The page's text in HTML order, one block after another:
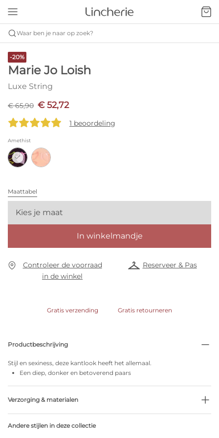
Waar ben je naar op zoek?
-20%
Marie Jo Loish
Luxe String
€ 65,90 € 52,72
1 beoordeling
Amethist
Maattabel
Kies je maat
In winkelmandje
Controleer de voorraad
in de winkel
Reserveer & Pas
Gratis verzending Gratis retourneren
Productbeschrijving
Stijl en sexiness, deze kantlook heeft het allemaal.
Een diep, donker en betoverend paars
Verzorging & materialen
Geen professionele reiniging
Andere stijlen in deze collectie